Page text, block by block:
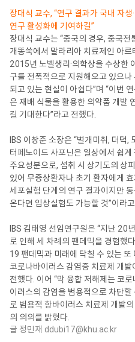
장대식 교수, “연구 결과가 국내 자
연구 활성화에 기여하길”
장대식 교수는 “중국의 경우, 중국
개똥쑥에서 말라리아 치료제인 아
2015년 노벨생리·의학상을 수상한
구를 전폭적으로 지원해오고 있으
되고 있는 현실이 아쉽다”며 “이번
은 재배 식물을 활용한 의약품 개발
길 기대한다”라고 전했다.
IBS 이창준 소장은 “벌개미취, 더덕,
터페노이드 사포닌은 일상에서 쉽
주요성분으로, 섭취 시 상기도의 상
있어 무증상환자나 초기 환자에게
세포실험 단계의 연구 결과이지만
온다면 임상실험도 가능할 것”이라
IBS 김태영 선임연구원은 “지난 20
로 인해 세 차례의 팬데믹을 경험했
19 팬데믹과 미래에 닥칠 수 있는 또
코로나바이러스 감염증 치료제 개발
전했다. 이어 “막 융합 저해제는 코
이러스의 감염을 범용적으로 차단
로 범용적 항바이러스 치료제 개발
의 의의를 밝혔다.
글 정민재 ddubi17@khu.ac.kr